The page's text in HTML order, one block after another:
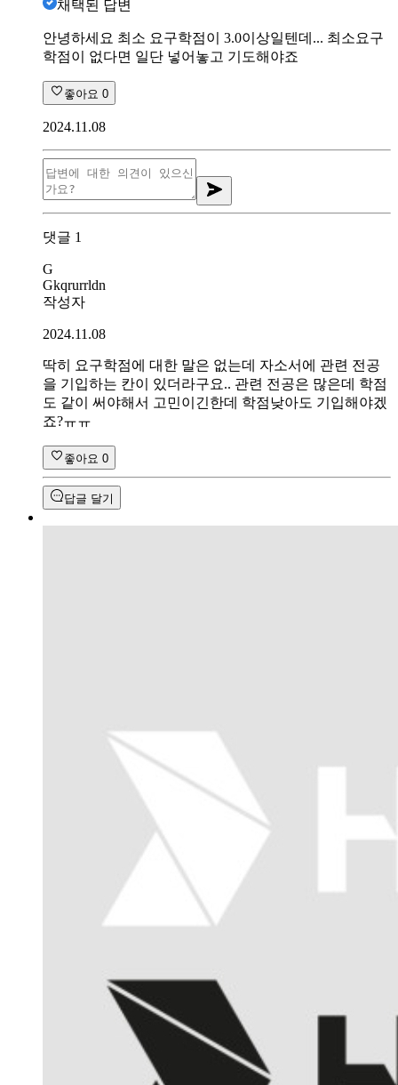
채택된 답변
안녕하세요 최소 요구학점이 3.0이상일텐데... 최소요구
학점이 없다면 일단 넣어놓고 기도해야죠
좋아요 0
2024.11.08
댓글 1
G
Gkqrurrldn
작성자
2024.11.08
딱히 요구학점에 대한 말은 없는데 자소서에 관련 전공
을 기입하는 칸이 있더라구요.. 관련 전공은 많은데 학점
도 같이 써야해서 고민이긴한데 학점낮아도 기입해야겠
죠?ㅠㅠ
좋아요 0
답글 달기